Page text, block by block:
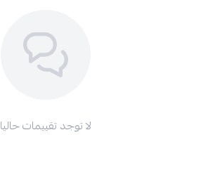
لا توجد تقييمات حاليا